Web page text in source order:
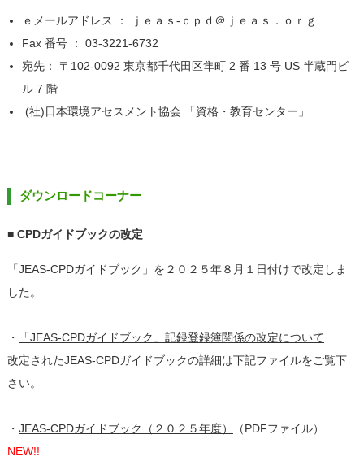
ｅメールアドレス ： ｊｅａｓ-ｃｐｄ＠ｊｅａｓ．ｏｒｇ
Fax 番号 ： 03-3221-6732
宛先： 〒102-0092 東京都千代田区隼町 2 番 13 号 US 半蔵門ビ
ル 7 階
(社)日本環境アセスメント協会 「資格・教育センター」
ダウンロードコーナー
■ CPDガイドブックの改定
「JEAS-CPDガイドブック」を２０２５年８月１日付けで改定しま
した。
・
「JEAS-CPDガイドブック」記録登録簿関係の改定について
改定されたJEAS-CPDガイドブックの詳細は下記ファイルをご覧下
さい。
・ JEAS-CPDガイドブック（２０２５年度）
（PDFファイル）
NEW!!